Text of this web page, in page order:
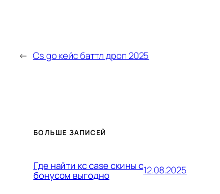
← Cs go кейс баттл дроп 2025
БОЛЬШЕ ЗАПИСЕЙ
Где найти кс case скины с
бонусом выгодно 12.08.2025